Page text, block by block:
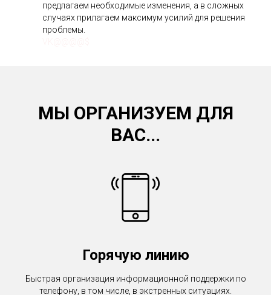
предлагаем необходимые изменения, а в сложных
случаях прилагаем максимум усилий для решения
проблемы.
МЫ ОРГАНИЗУЕМ ДЛЯ
ВАС...
Горячую линию
Быстрая организация информационной поддержки по
телефону, в том числе, в экстренных ситуациях.